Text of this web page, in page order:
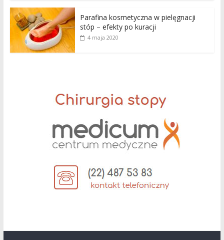
Parafina kosmetyczna w pielęgnacji
stóp – efekty po kuracji
4 maja 2020